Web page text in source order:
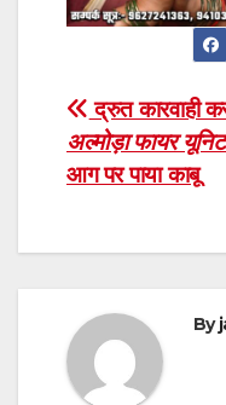
Post
द्रुत कारवाही
अल्मोड़ा फायर
आग पर पाया काबू
By